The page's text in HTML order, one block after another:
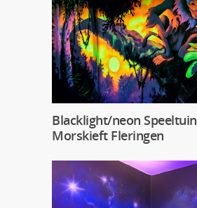
Blacklight/neon Speeltuin
Morskieft Fleringen